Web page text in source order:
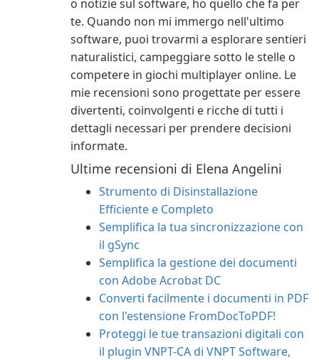
o notizie sul software, ho quello che fa per
te. Quando non mi immergo nell'ultimo
software, puoi trovarmi a esplorare sentieri
naturalistici, campeggiare sotto le stelle o
competere in giochi multiplayer online. Le
mie recensioni sono progettate per essere
divertenti, coinvolgenti e ricche di tutti i
dettagli necessari per prendere decisioni
informate.
Ultime recensioni di Elena Angelini
Strumento di Disinstallazione
Efficiente e Completo
Semplifica la tua sincronizzazione con
il gSync
Semplifica la gestione dei documenti
con Adobe Acrobat DC
Converti facilmente i documenti in PDF
con l'estensione FromDocToPDF!
Proteggi le tue transazioni digitali con
il plugin VNPT-CA di VNPT Software,